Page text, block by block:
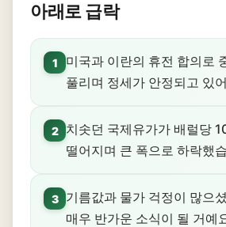
아래로 급락
1
미국과 이란의 휴전 합의로
풀리며 정세가 안정되고 있
2
치솟던 국제유가가 배럴당
떨어지며 큰 폭으로 하락했
3
기름값과 물가 걱정이 많으
매우 반가운 소식이 될 거예